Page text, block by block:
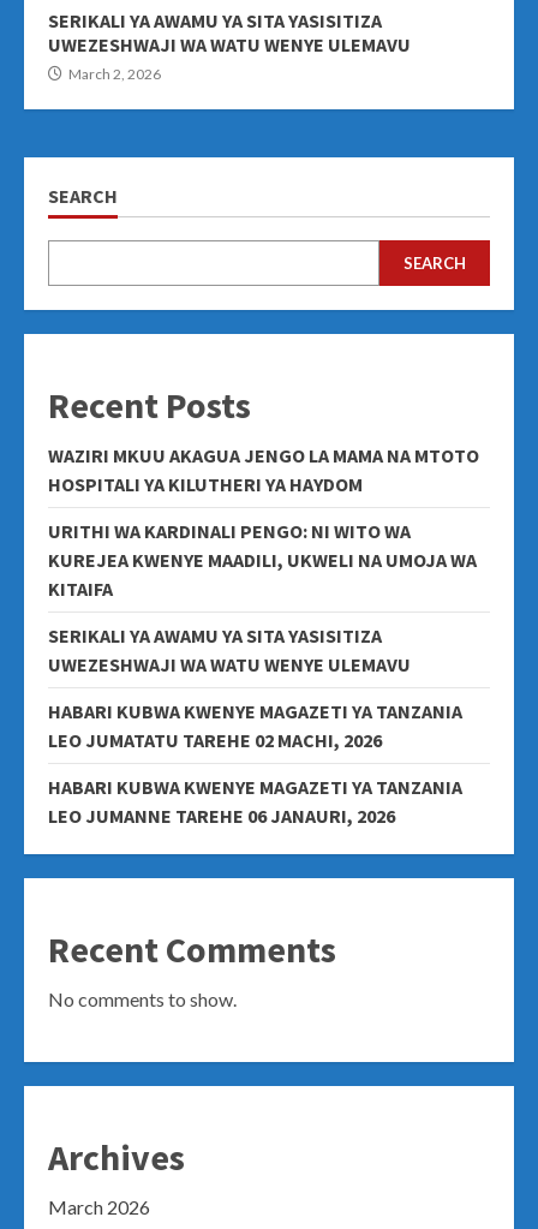
SERIKALI YA AWAMU YA SITA YASISITIZA
UWEZESHWAJI WA WATU WENYE ULEMAVU
March 2, 2026
SEARCH
SEARCH
Recent Posts
WAZIRI MKUU AKAGUA JENGO LA MAMA NA MTOTO
HOSPITALI YA KILUTHERI YA HAYDOM
URITHI WA KARDINALI PENGO: NI WITO WA
KUREJEA KWENYE MAADILI, UKWELI NA UMOJA WA
KITAIFA
SERIKALI YA AWAMU YA SITA YASISITIZA
UWEZESHWAJI WA WATU WENYE ULEMAVU
HABARI KUBWA KWENYE MAGAZETI YA TANZANIA
LEO JUMATATU TAREHE 02 MACHI, 2026
HABARI KUBWA KWENYE MAGAZETI YA TANZANIA
LEO JUMANNE TAREHE 06 JANAURI, 2026
Recent Comments
No comments to show.
Archives
March 2026